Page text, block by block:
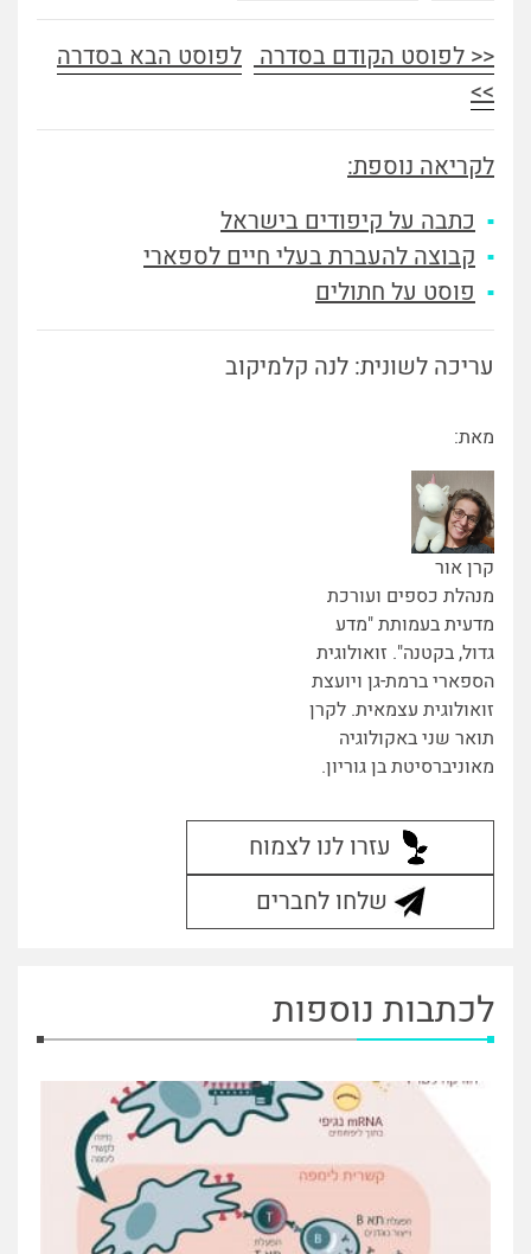
<< לפוסט הקודם בסדרה לפוסט הבא בסדרה
>>
לקריאה נוספת:
כתבה על קיפודים בישראל
קבוצה להעברת בעלי חיים לספארי
פוסט על חתולים
עריכה לשונית: לנה קלמיקוב
מאת:
קרן אור
מנהלת כספים ועורכת
מדעית בעמותת "מדע
גדול, בקטנה". זואולוגית
הספארי ברמת-גן ויועצת
זואולוגית עצמאית. לקרן
תואר שני באקולוגיה
מאוניברסיטת בן גוריון.
עזרו לנו לצמוח
שלחו לחברים
לכתבות נוספות